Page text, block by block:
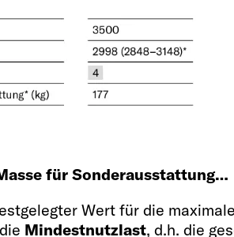
für Sonderausstattung…
Wert für die
Mindestnutzlast, d.h. die